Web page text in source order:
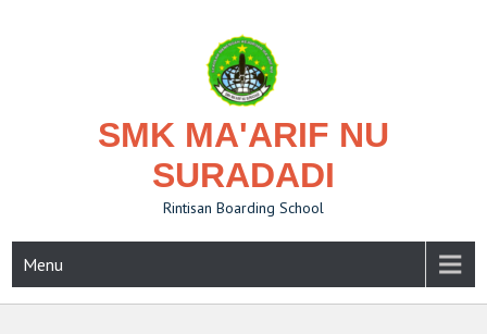
SMK MA'ARIF NU
SURADADI
Rintisan Boarding School
Menu